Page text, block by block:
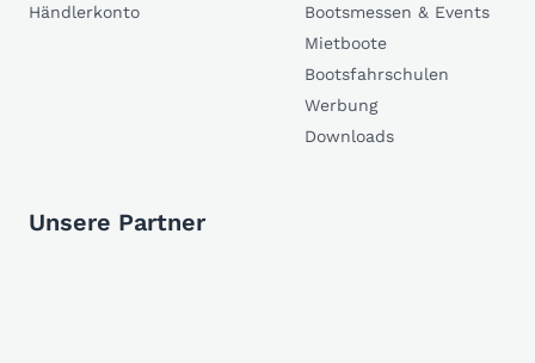
Händlerkonto
Bootsmessen & Events
Mietboote
Bootsfahrschulen
Werbung
Downloads
Unsere Partner